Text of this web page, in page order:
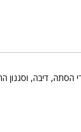
הסתה, דיבה, וסגנון